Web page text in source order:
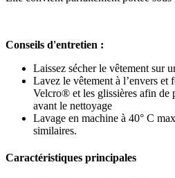
Conseils d'entretien :
Laissez sécher le vêtement sur
Lavez le vêtement à l’envers et
Velcro® et les glissières afin de
avant le nettoyage
Lavage en machine à 40° C
similaires.
Caractéristiques principales